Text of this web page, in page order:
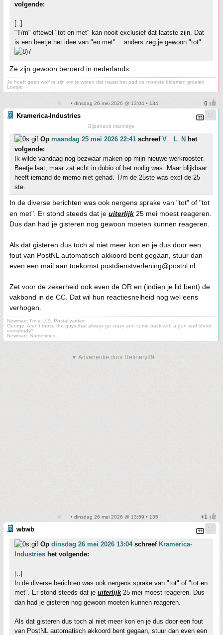
volgende:
[..]
"T/m" oftewel "tot en met" kan nooit exclusief dat laatste zijn. Dat
is een beetje het idee van "en met"… anders zeg je gewoon "tot"
Ze zijn gewoon beroerd in nederlands...
Je hoeft geen wolf te zijn om te weten dat naast het pad de mooiste bloemen groeien
Loesje
• dinsdag 26 mei 2026 @ 13:04 • 134
Kramerica-Industries
Bijdehand mannetje
Op maandag 25 mei 2026 22:41 schreef V__L_N het
volgende:
Ik wilde vandaag nog bezwaar maken op mijn nieuwe werkrooster.
Beetje laat, maar zat echt in dubio of het nodig was. Maar blijkbaar
heeft iemand de memo niet gehad. T/m de 25ste was excl de 25
ste.
In de diverse berichten was ook nergens sprake van "tot" of "tot
en met". Er stond steeds dat je uiterlijk 25 mei moest reageren.
Dus dan had je gisteren nog gewoon moeten kunnen reageren.
Als dat gisteren dus toch al niet meer kon en je dus door een
fout van PostNL automatisch akkoord bent gegaan, stuur dan
even een mail aan toekomst.postdienstverlening@postnl.nl
Zet voor de zekerheid ook even de OR en (indien je lid bent) de
vakbond in de CC. Dat wil hun reactiesnelheid nog wel eens
verhogen.
Newman: I'm a U.S. Postal worker.
George: Aren't those the guys that always go crazy and come back with a gun and shoot
everybody?
Newman: Sometimes...
▼ Advertentie door Refinery89
• dinsdag 26 mei 2026 @ 13:59 • 135
wbwb
Op dinsdag 26 mei 2026 13:04schreef Kramerica-
Industries het volgende:
[..]
In de diverse berichten was ook nergens sprake van "tot" of "tot en
met". Er stond steeds dat je uiterlijk25 mei moest reageren. Dus
dan had je gisteren nog gewoon moeten kunnen reageren.
Als dat gisteren dus toch al niet meer kon en je dus door een fout
van PostNL automatisch akkoord bent gegaan, stuur dan even een